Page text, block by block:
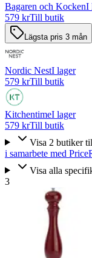
Bagaren och KockenI
579 krTill butik
Lägsta pris 3 mån
Nordic NestI lager
579 krTill butik
KitchentimeI lager
579 krTill butik
Visa 2 butiker
i samarbete med
Visa alla
3